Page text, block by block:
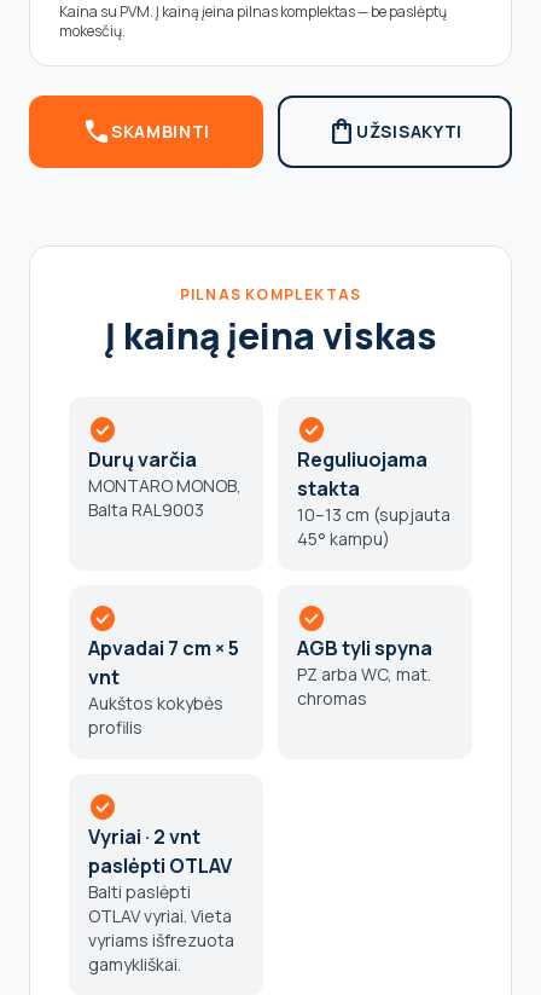
Kaina su PVM. Į kainą įeina pilnas komplektas — be paslėptų
mokesčių.
callSKAMBINTI shopping_bag UŽSISAKYTI
PILNAS KOMPLEKTAS
Į kainą įeina viskas
check_circle
Durų varčia
MONTARO MONOB,
Balta RAL9003
check_circle
Reguliuojama
stakta
10–13 cm (supjauta
45° kampu)
check_circle
Apvadai 7 cm × 5
vnt
Aukštos kokybės
profilis
check_circle
AGB tyli spyna
PZ arba WC, mat.
chromas
check_circle
Vyriai · 2 vnt
paslėpti OTLAV
Balti paslėpti
OTLAV vyriai. Vieta
vyriams išfrezuota
gamykliškai.